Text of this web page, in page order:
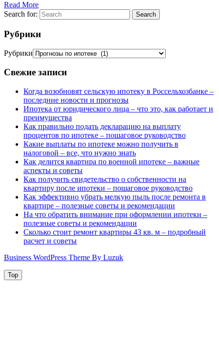
Read More
Search for:
Search
Рубрики
Рубрики
Свежие записи
Когда возобновят сельскую ипотеку в Россельхозбанке –
последние новости и прогнозы
Ипотека от юридического лица – что это, как работает и
преимущества
Как правильно подать декларацию на выплату
процентов по ипотеке – пошаговое руководство
Какие выплаты по ипотеке можно получить в
налоговой – все, что нужно знать
Как делится квартира по военной ипотеке – важные
аспекты и советы
Как получить свидетельство о собственности на
квартиру после ипотеки – пошаговое руководство
Как эффективно убрать мелкую пыль после ремонта в
квартире – полезные советы и рекомендации
На что обратить внимание при оформлении ипотеки –
полезные советы и рекомендации
Сколько стоит ремонт квартиры 43 кв. м – подробный
расчет и советы
Business WordPress Theme By Luzuk
Top